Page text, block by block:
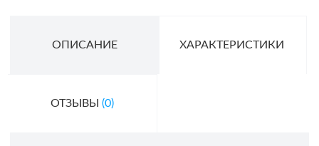
ОПИСАНИЕ ХАРАКТЕРИСТИКИ
ОТЗЫВЫ (0)